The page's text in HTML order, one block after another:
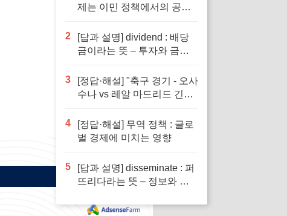
제는 이민 정책에서의 공정
2
[답과 설명] dividend : 배당
금이라는 뜻 – 투자와 금융
알아야 할 단어입니다
3
[정답·해설] "축구 경기 - 오사
수나 vs 레알 마드리드 긴장
4
[정답·해설] 무역 정책 : 글로
벌 경제에 미치는 영향
5
[답과 설명] disseminate : 퍼
뜨리다라는 뜻 – 정보와 지
할을 하는 단어